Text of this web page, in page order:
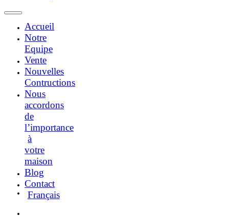
Accueil
Notre
Equipe
Vente
Nouvelles
Contructions
Nous
accordons
de
l’importance
à
votre
maison
Blog
Contact
Français